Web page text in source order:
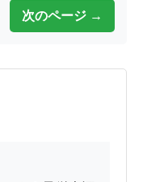
次のページ →